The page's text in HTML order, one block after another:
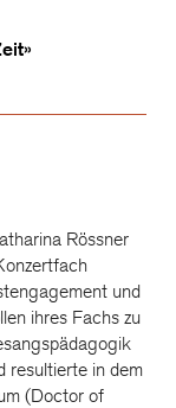
Rössner
und
ihres Fachs zu
resultierte in dem
(Doctor of